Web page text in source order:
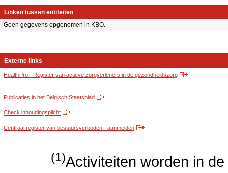
Linken tussen entiteiten
Geen gegevens opgenomen in KBO.
Externe links
HealthPro - Register van actieve zorgverleners in de gezondheidszorg
Publicaties in het Belgisch Staatsblad
Check inhoudingsplicht
Centraal register van bestuursverboden - aanmelden
(1)Activiteiten worden in